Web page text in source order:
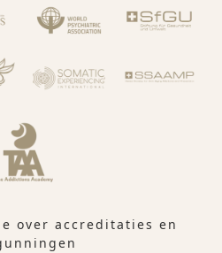
over accreditaties en